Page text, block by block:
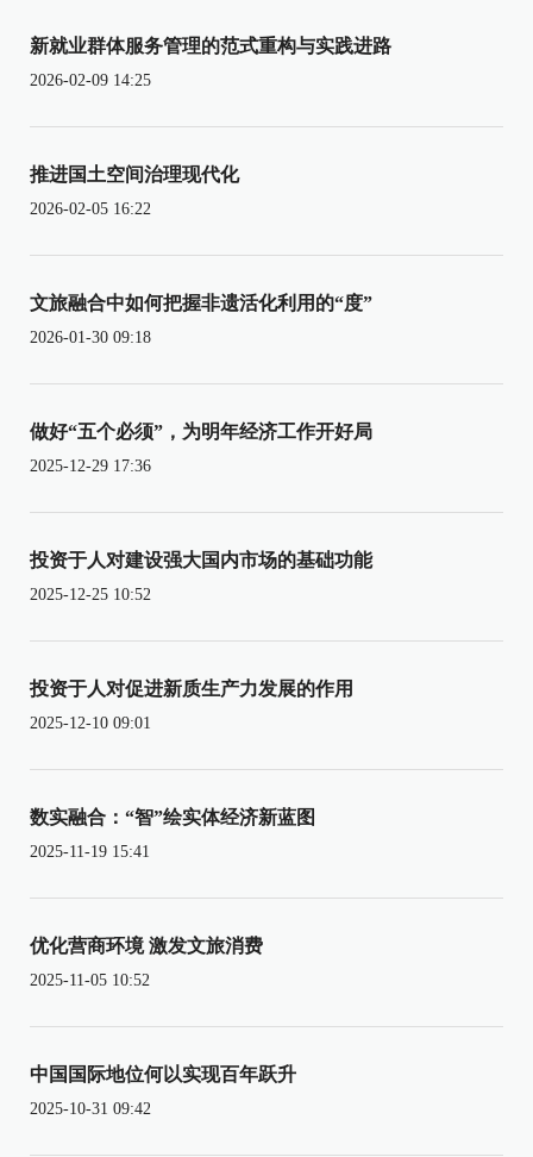
新就业群体服务管理的范式重构与实践进路
2026-02-09 14:25
推进国土空间治理现代化
2026-02-05 16:22
文旅融合中如何把握非遗活化利用的“度”
2026-01-30 09:18
做好“五个必须”，为明年经济工作开好局
2025-12-29 17:36
投资于人对建设强大国内市场的基础功能
2025-12-25 10:52
投资于人对促进新质生产力发展的作用
2025-12-10 09:01
数实融合：“智”绘实体经济新蓝图
2025-11-19 15:41
优化营商环境 激发文旅消费
2025-11-05 10:52
中国国际地位何以实现百年跃升
2025-10-31 09:42